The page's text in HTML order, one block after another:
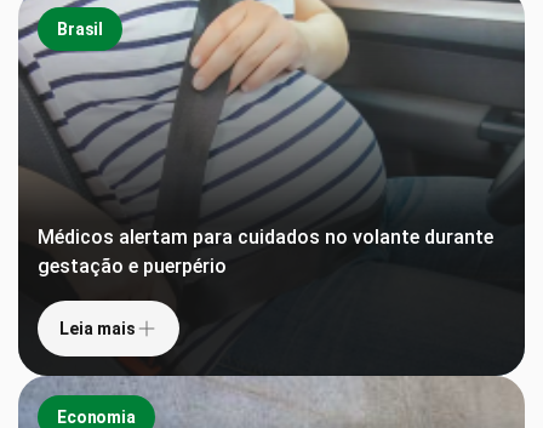
Brasil
Médicos alertam para cuidados no volante durante
gestação e puerpério
Leia mais
Economia